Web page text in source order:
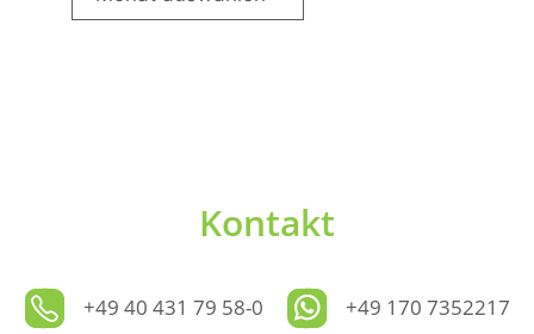
Kontakt
+49 40 431 79 58-0 +49 170 7352217